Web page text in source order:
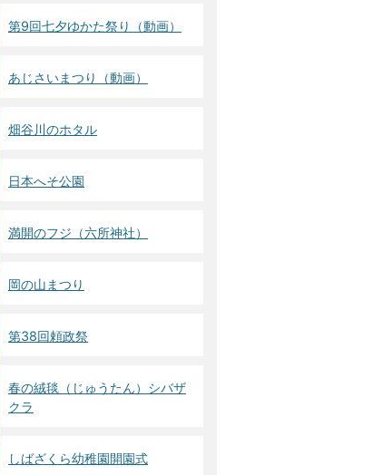
第9回七夕ゆかた祭り（動画）
あじさいまつり（動画）
畑谷川のホタル
日本へそ公園
満開のフジ（六所神社）
岡の山まつり
第38回頼政祭
春の絨毯（じゅうたん）シバザ
クラ
しばざくら幼稚園開園式